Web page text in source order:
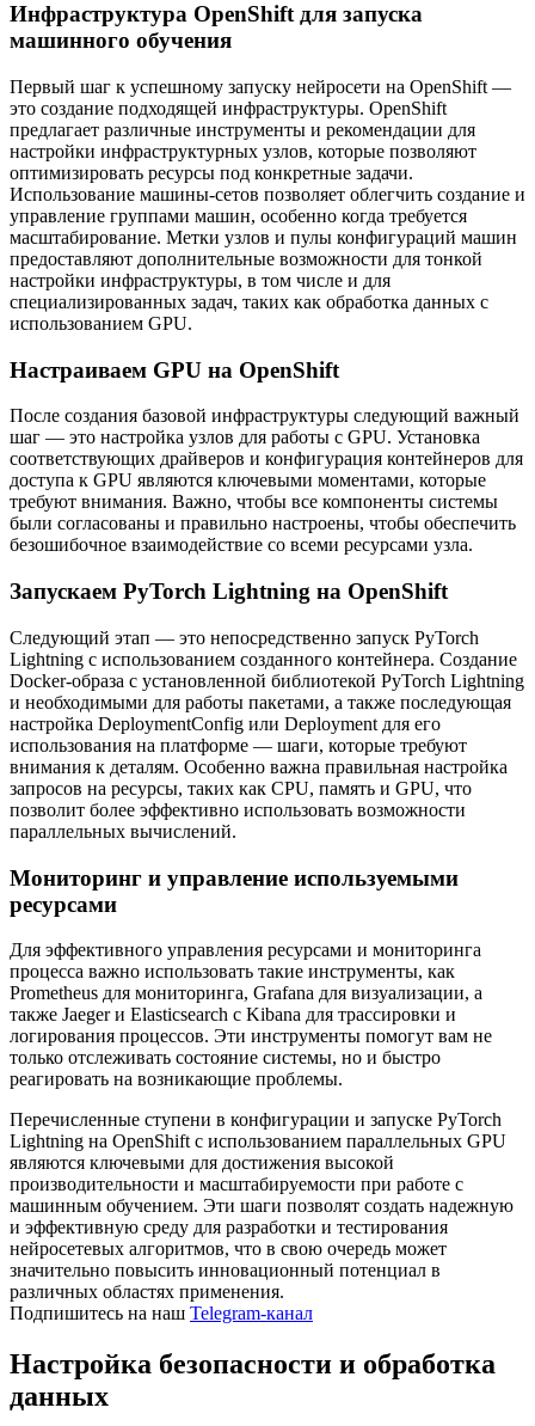
Инфраструктура OpenShift для запуска
машинного обучения
Первый шаг к успешному запуску нейросети на OpenShift —
это создание подходящей инфраструктуры. OpenShift
предлагает различные инструменты и рекомендации для
настройки инфраструктурных узлов, которые позволяют
оптимизировать ресурсы под конкретные задачи.
Использование машины-сетов позволяет облегчить создание и
управление группами машин, особенно когда требуется
масштабирование. Метки узлов и пулы конфигураций машин
предоставляют дополнительные возможности для тонкой
настройки инфраструктуры, в том числе и для
специализированных задач, таких как обработка данных с
использованием GPU.
Настраиваем GPU на OpenShift
После создания базовой инфраструктуры следующий важный
шаг — это настройка узлов для работы с GPU. Установка
соответствующих драйверов и конфигурация контейнеров для
доступа к GPU являются ключевыми моментами, которые
требуют внимания. Важно, чтобы все компоненты системы
были согласованы и правильно настроены, чтобы обеспечить
безошибочное взаимодействие со всеми ресурсами узла.
Запускаем PyTorch Lightning на OpenShift
Следующий этап — это непосредственно запуск PyTorch
Lightning с использованием созданного контейнера. Создание
Docker-образа с установленной библиотекой PyTorch Lightning
и необходимыми для работы пакетами, а также последующая
настройка DeploymentConfig или Deployment для его
использования на платформе — шаги, которые требуют
внимания к деталям. Особенно важна правильная настройка
запросов на ресурсы, таких как CPU, память и GPU, что
позволит более эффективно использовать возможности
параллельных вычислений.
Мониторинг и управление используемыми
ресурсами
Для эффективного управления ресурсами и мониторинга
процесса важно использовать такие инструменты, как
Prometheus для мониторинга, Grafana для визуализации, а
также Jaeger и Elasticsearch с Kibana для трассировки и
логирования процессов. Эти инструменты помогут вам не
только отслеживать состояние системы, но и быстро
реагировать на возникающие проблемы.
Перечисленные ступени в конфигурации и запуске PyTorch
Lightning на OpenShift с использованием параллельных GPU
являются ключевыми для достижения высокой
производительности и масштабируемости при работе с
машинным обучением. Эти шаги позволят создать надежную
и эффективную среду для разработки и тестирования
нейросетевых алгоритмов, что в свою очередь может
значительно повысить инновационный потенциал в
различных областях применения.
Подпишитесь на наш Telegram-канал
Настройка безопасности и обработка
данных